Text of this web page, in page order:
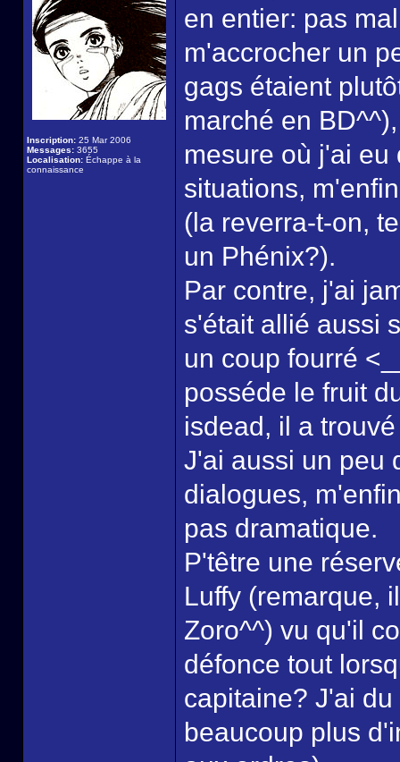
Inscription: 25 Mar 2006
Messages: 3655
Localisation: Échappe à la
connaissance
en entier: pas
m'accrocher un
gags étaient
marché en
mesure où j'ai
situations,
(la reverra-t-on,
un Phénix?).
Par contre, j'ai
s'était allié aussi
un coup fourré
posséde le fruit
isdead, il a
J'ai aussi un peu
dialogues,
pas dramatique.
P'têtre une
Luffy (remarque,
Zoro^^) vu qu'il
défonce tout
capitaine? J'ai
beaucoup plus